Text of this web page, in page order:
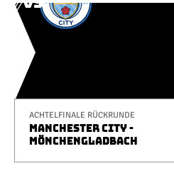
ACHTELFINALE RÜCKRUNDE
MANCHESTER CITY -
MÖNCHENGLADBACH